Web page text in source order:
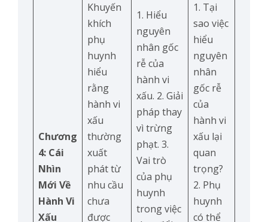
Chương
4: Cái
Nhìn
Mới Về
Hành Vi
Xấu
Khuyến
khích
phụ
huynh
hiểu
rằng
hành vi
xấu
thường
xuất
phát từ
nhu cầu
chưa
được
1. Hiểu
nguyên
nhân gốc
rễ của
hành vi
xấu. 2. Giải
pháp thay
vì trừng
phạt. 3.
Vai trò
của phụ
huynh
trong việc
1. Tại
sao việc
hiểu
nguyên
nhân
gốc rễ
của
hành vi
xấu lại
quan
trọng?
2. Phụ
huynh
có thể